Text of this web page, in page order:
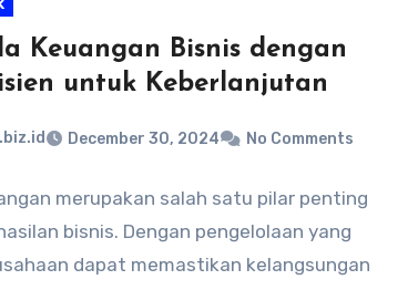
Keuangan Bisnis dengan
untuk Keberlanjutan
December 30, 2024 No Comments
merupakan salah satu pilar penting
bisnis. Dengan pengelolaan yang
dapat memastikan kelangsungan